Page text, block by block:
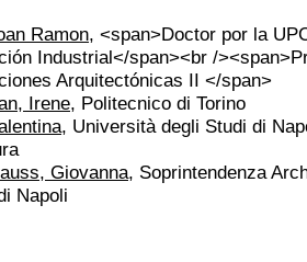
Ramon, <span>Doctor por la
Industrial</span><br /
Arquitectónicas II </span>
Irene, Politecnico di Torino
, Università degli Studi di
Giovanna, Soprintendenza
Napoli